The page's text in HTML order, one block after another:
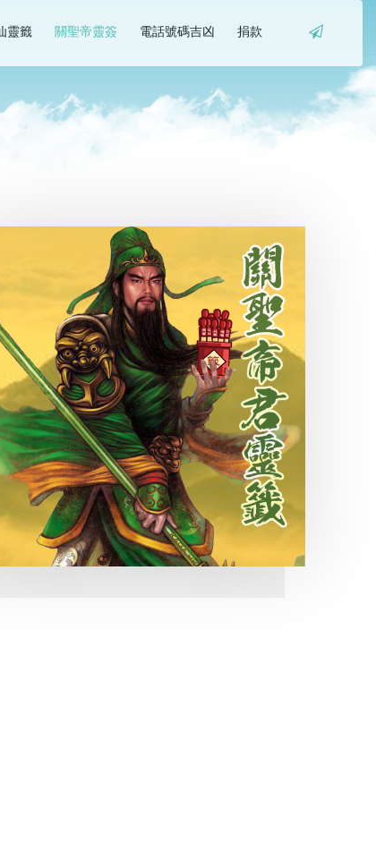
靈籤 關聖帝靈簽 電話號碼吉凶 捐款